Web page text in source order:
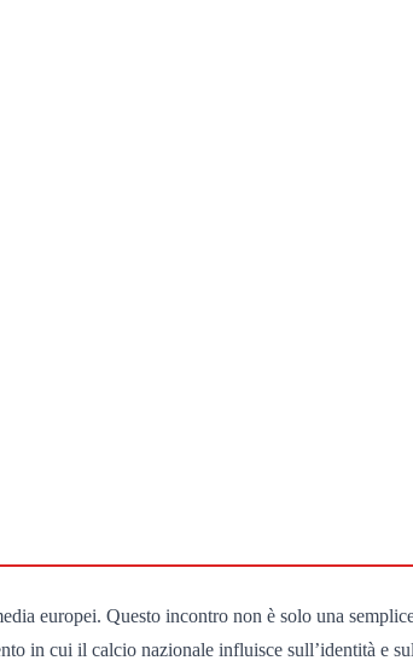
europei. Questo incontro non è solo una
in cui il calcio nazionale influisce sull’identità e